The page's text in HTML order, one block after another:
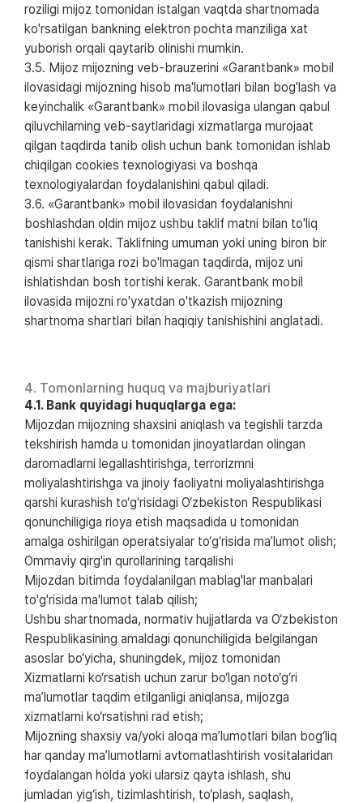
roziligi mijoz tomonidan istalgan vaqtda shartnomada
ko'rsatilgan bankning elektron pochta manziliga xat
yuborish orqali qaytarib olinishi mumkin.
3.5. Mijoz mijozning veb-brauzerini «Garantbank» mobil
ilovasidagi mijozning hisob ma'lumotlari bilan bog'lash va
keyinchalik «Garantbank» mobil ilovasiga ulangan qabul
qiluvchilarning veb-saytlaridagi xizmatlarga murojaat
qilgan taqdirda tanib olish uchun bank tomonidan ishlab
chiqilgan cookies texnologiyasi va boshqa
texnologiyalardan foydalanishini qabul qiladi.
3.6. «Garantbank» mobil ilovasidan foydalanishni
boshlashdan oldin mijoz ushbu taklif matni bilan to'liq
tanishishi kerak. Taklifning umuman yoki uning biron bir
qismi shartlariga rozi bo'lmagan taqdirda, mijoz uni
ishlatishdan bosh tortishi kerak. Garantbank mobil
ilovasida mijozni ro'yxatdan o'tkazish mijozning
shartnoma shartlari bilan haqiqiy tanishishini anglatadi.
4. Tomonlarning huquq va majburiyatlari
4.1. Bank quyidagi huquqlarga ega:
Mijozdan mijozning shaxsini aniqlash va tegishli tarzda
tekshirish hamda u tomonidan jinoyatlardan olingan
daromadlarni legallashtirishga, terrorizmni
moliyalashtirishga va jinoiy faoliyatni moliyalashtirishga
qarshi kurashish to‘g‘risidagi O‘zbekiston Respublikasi
qonunchiligiga rioya etish maqsadida u tomonidan
amalga oshirilgan operatsiyalar to‘g‘risida ma’lumot olish;
Ommaviy qirg'in qurollarining tarqalishi
Mijozdan bitimda foydalanilgan mablag'lar manbalari
to'g'risida ma'lumot talab qilish;
Ushbu shartnomada, normativ hujjatlarda va O‘zbekiston
Respublikasining amaldagi qonunchiligida belgilangan
asoslar bo‘yicha, shuningdek, mijoz tomonidan
Xizmatlarni ko‘rsatish uchun zarur bo‘lgan noto‘g‘ri
ma’lumotlar taqdim etilganligi aniqlansa, mijozga
xizmatlarni ko‘rsatishni rad etish;
Mijozning shaxsiy va/yoki aloqa ma’lumotlari bilan bog‘liq
har qanday ma’lumotlarni avtomatlashtirish vositalaridan
foydalangan holda yoki ularsiz qayta ishlash, shu
jumladan yig‘ish, tizimlashtirish, to‘plash, saqlash,